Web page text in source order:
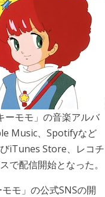
ーモモ」の音楽アルバ
Music、Spotifyなど
iTunes Store、レコチ
で配信開始となった。
モ」の公式SNSの開